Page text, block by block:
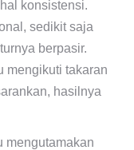
konsistensi.
sedikit saja
berpasir.
mengikuti takaran
hasilnya
mengutamakan